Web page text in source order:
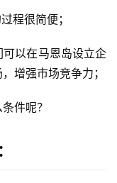
程很简便；
以在马恩岛设立企
增强市场竞争力；
件呢？